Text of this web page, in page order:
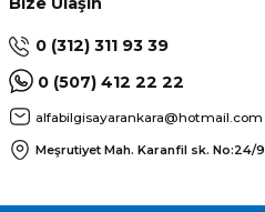
0 (312) 311 93 39
0 (507) 412 22 22
alfabilgisayarankara@hotmail.com
Meşrutiyet Mah. Karanfil sk. No:24/9